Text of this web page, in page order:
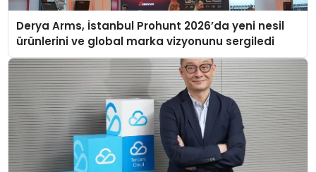
Derya Arms, İstanbul Prohunt 2026’da yeni nesil
ürünlerini ve global marka vizyonunu sergiledi